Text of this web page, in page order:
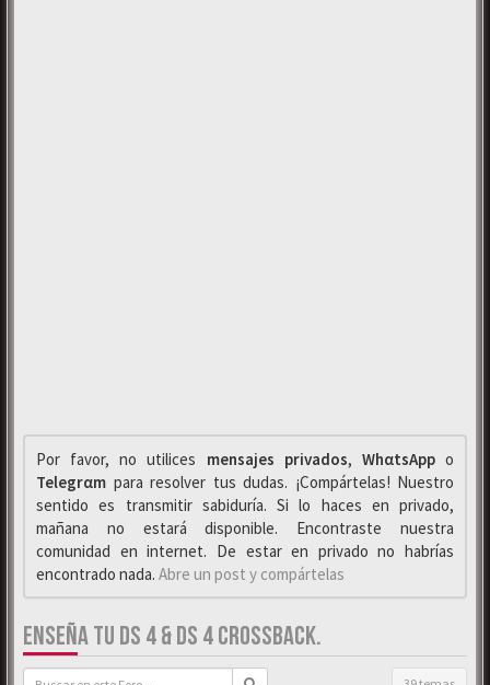
Por favor, no utilices mensajes privados, WhαtsAppo
Telegrαm para resolver tus dudas. ¡Compártelas! Nuestro
sentido es transmitir sabiduría. Si lo haces en privado,
mañana no estará disponible. Encontraste nuestra
comunidad en internet. De estar en privado no habrías
encontrado nada. Abre un post y compártelas
ENSEÑA TU DS 4 & DS 4 CROSSBACK.